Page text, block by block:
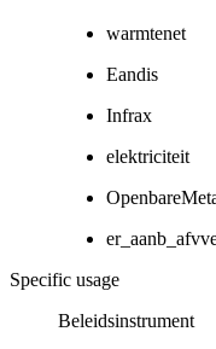
warmtenet
Eandis
Infrax
elektriciteit
Specific usage
Beleidsinstrument